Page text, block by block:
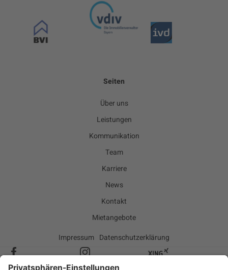
Seiten
Über uns
Leistungen
Kommunikation
Team
Karriere
News
Kontakt
Mietangebote
Impressum Datenschutzerklärung